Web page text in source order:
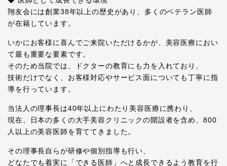
翔友会には創業38年以上の歴史があり、多くのベテラン医師
が在籍しています。
いかにお客様に喜んでご来院いただけるかが、美容医療におい
て最も重要な要素です。
そのため当院では、ドクターの教育にも力を入れており、
技術だけでなく、お客様対応やサービス面についても丁寧に指
導を行っています。
当法人の理事長は40年以上にわたり美容医療に携わり、
現在、日本の多くの大手美容クリニックの開設者を含め、800
人以上の美容医師を育ててきました。
その理事長自らが研修や個別指導も行い、
どなたでも着実に「できる医師」へと成長できるよう教育を行